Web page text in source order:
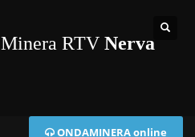
RTV Nerva
ONDAMINERA online